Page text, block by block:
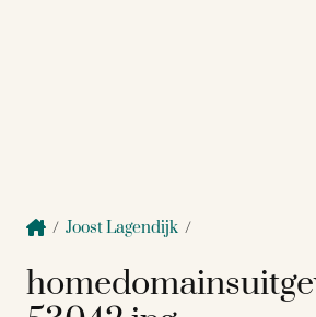
/ Joost Lagendijk /